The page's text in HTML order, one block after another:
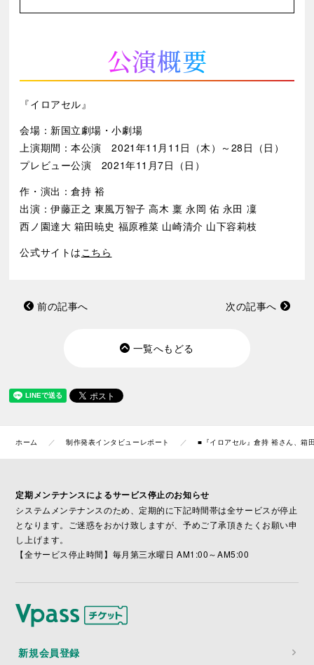
公演概要
『イロアセル』
会場：新国立劇場・小劇場
上演期間：本公演 2021年11月11日（木）～28日（日）
プレビュー公演 2021年11月7日（日）
作・演出：倉持 裕
出演：伊藤正之 東風万智子 高木 稟 永岡 佑 永田 凜
西ノ園達大 箱田暁史 福原稚菜 山崎清介 山下容莉枝
公式サイトはこちら
前の記事へ 次の記事へ
一覧へもどる
ホーム 制作発表インタビューレポート ■『イロアセル』倉持 裕さん、箱
定期メンテナンスによるサービス停止のお知らせ
システムメンテナンスのため、定期的に下記時間帯は全サービスが停止
となります。ご迷惑をおかけ致しますが、予めご了承頂きたくお願い申
し上げます。
【全サービス停止時間】毎月第三水曜日 AM1:00～AM5:00
新規会員登録